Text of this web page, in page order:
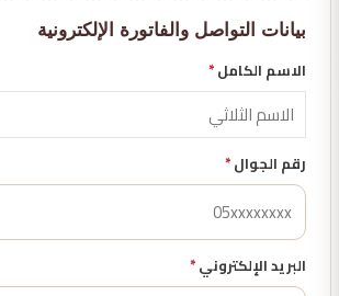
بيانات التواصل والفاتورة الإلكترونية
الاسم الكامل*
رقم الجوال*
البريد الإلكتروني*